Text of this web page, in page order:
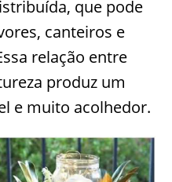
que pode
canteiros e
relação entre
produz um
e muito acolhedor.